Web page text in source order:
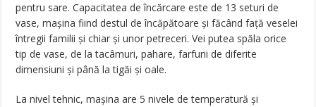
pentru sare. Capacitatea de încărcare este de 13 seturi de
vase, mașina fiind destul de încăpătoare și făcând față veselei
întregii familii și chiar și unor petreceri. Vei putea spăla orice
tip de vase, de la tacâmuri, pahare, farfurii de diferite
dimensiuni și până la tigăi și oale.
La nivel tehnic, mașina are 5 nivele de temperatură și